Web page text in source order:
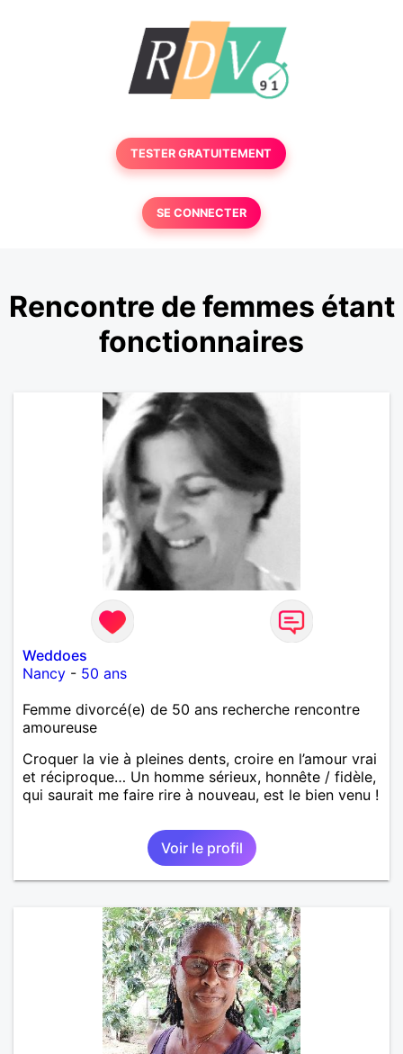
TESTER GRATUITEMENT
SE CONNECTER
Rencontre de femmes étant
fonctionnaires
Weddoes
Nancy - 50 ans
Femme divorcé(e) de 50 ans recherche rencontre
amoureuse
Croquer la vie à pleines dents, croire en l’amour vrai
et réciproque… Un homme sérieux, honnête / fidèle,
qui saurait me faire rire à nouveau, est le bien venu !
Voir le profil